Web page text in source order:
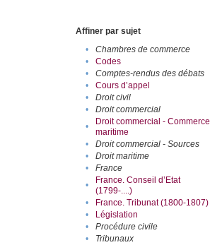
Affiner par sujet
•
Chambres de commerce
•
Codes
•
Comptes-rendus des débats
•
Cours d’appel
•
Droit civil
•
Droit commercial
•
Droit commercial - Commerce
maritime
• Droit commercial - Sources
•
Droit maritime
•
France
•
France. Conseil d’Etat
(1799-....)
• France. Tribunat (1800-1807)
•
Législation
•
Procédure civile
•
Tribunaux